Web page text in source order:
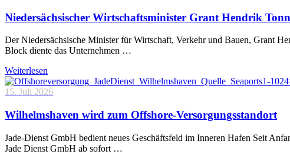
Niedersächsischer Wirtschaftsminister Grant Hendrik
Der Niedersächsische Minister für Wirtschaft, Verkehr und Bauen, Grant
Block diente das Unternehmen …
Weiterlesen
15. Juli 2026
Wilhelmshaven wird zum Offshore-Versorgungsstandort
Jade-Dienst GmbH bedient neues Geschäftsfeld im Inneren Hafen Seit
Jade Dienst GmbH ab sofort …